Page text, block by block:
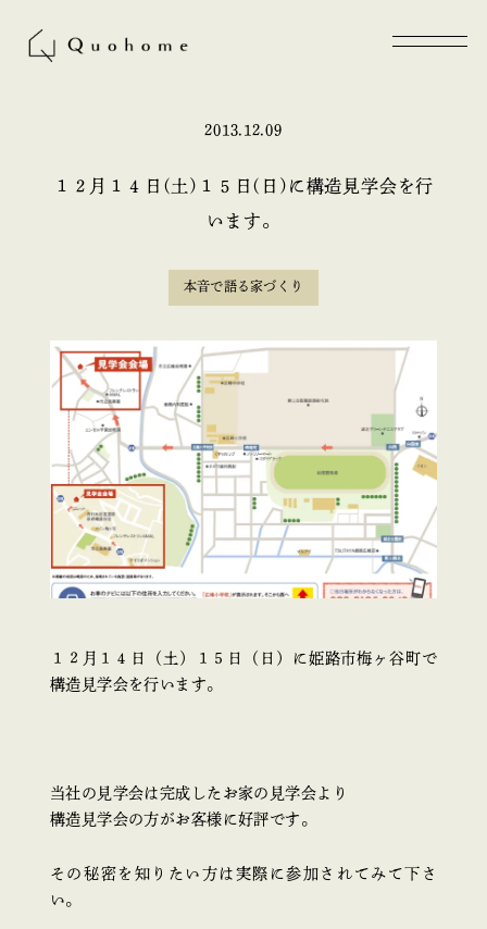
2013.12.09
１２月１４日(土)１５日(日)に構造見学会を行
います。
本音で語る家づくり
１２月１４日（土）１５日（日）に姫路市梅ヶ谷町で
構造見学会を行います。
当社の見学会は完成したお家の見学会より
構造見学会の方がお客様に好評です。
その秘密を知りたい方は実際に参加されてみて下さ
い。